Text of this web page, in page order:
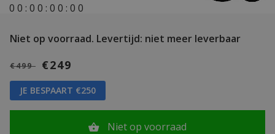
0 0 : 0 0 : 0 0 : 0 0
Niet op voorraad. Levertijd: niet meer leverbaar
€499 €249
JE BESPAART €250
Niet op voorraad